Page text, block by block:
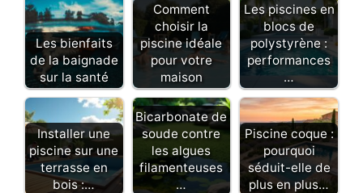
Les bienfaits
de la baignade
sur la santé
Comment
choisir la
piscine idéale
pour votre
maison
Les piscines en
blocs de
polystyrène :
performances
…
Installer une
piscine sur une
terrasse en
bois :…
Bicarbonate de
soude contre
les algues
filamenteuses
…
Piscine coque :
pourquoi
séduit-elle de
plus en plus…